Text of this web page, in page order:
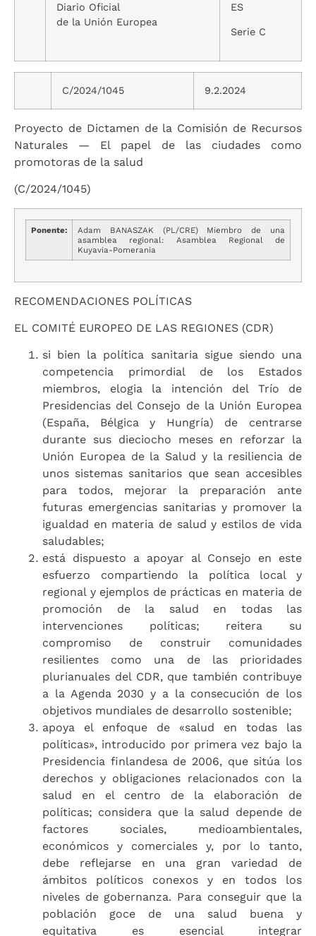
Diario Oficial
de la Unión Europea
ES
Serie C
C/2024/1045 9.2.2024
Proyecto de Dictamen de la Comisión de Recursos
Naturales — El papel de las ciudades como
promotoras de la salud
(C/2024/1045)
Ponente:
Adam BANASZAK (PL/CRE) Miembro de una
asamblea regional: Asamblea Regional de
Kuyavia-Pomerania
RECOMENDACIONES POLÍTICAS
EL COMITÉ EUROPEO DE LAS REGIONES (CDR)
si bien la política sanitaria sigue siendo una
competencia primordial de los Estados
miembros, elogia la intención del Trío de
Presidencias del Consejo de la Unión Europea
(España, Bélgica y Hungría) de centrarse
durante sus dieciocho meses en reforzar la
Unión Europea de la Salud y la resiliencia de
unos sistemas sanitarios que sean accesibles
para todos, mejorar la preparación ante
futuras emergencias sanitarias y promover la
igualdad en materia de salud y estilos de vida
saludables;
está dispuesto a apoyar al Consejo en este
esfuerzo compartiendo la política local y
regional y ejemplos de prácticas en materia de
promoción de la salud en todas las
intervenciones políticas; reitera su
compromiso de construir comunidades
resilientes como una de las prioridades
plurianuales del CDR, que también contribuye
a la Agenda 2030 y a la consecución de los
objetivos mundiales de desarrollo sostenible;
apoya el enfoque de «salud en todas las
políticas», introducido por primera vez bajo la
Presidencia finlandesa de 2006, que sitúa los
derechos y obligaciones relacionados con la
salud en el centro de la elaboración de
políticas; considera que la salud depende de
factores sociales, medioambientales,
económicos y comerciales y, por lo tanto,
debe reflejarse en una gran variedad de
ámbitos políticos conexos y en todos los
niveles de gobernanza. Para conseguir que la
población goce de una salud buena y
equitativa es esencial integrar